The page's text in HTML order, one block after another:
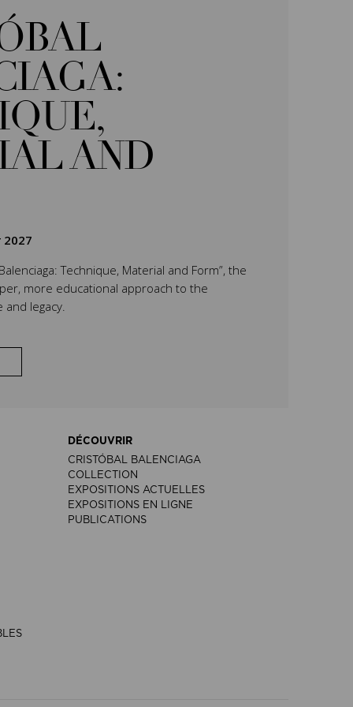
AND
2027
Technique, Material and Form”, the
more educational approach to the
legacy.
DÉCOUVRIR
CRISTÓBAL BALENCIAGA
COLLECTION
EXPOSITIONS ACTUELLES
EXPOSITIONS EN LIGNE
PUBLICATIONS